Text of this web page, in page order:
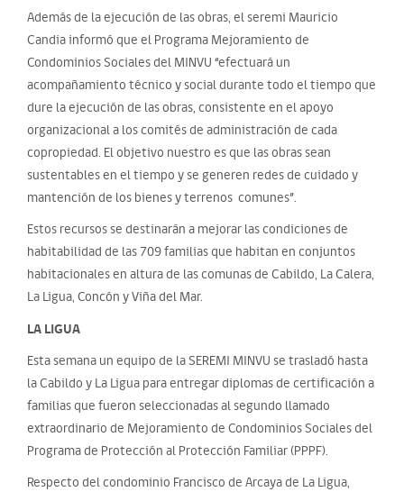
Además de la ejecución de las obras, el seremi Mauricio
Candia informó que el Programa Mejoramiento de
Condominios Sociales del MINVU “efectuará un
acompañamiento técnico y social durante todo el tiempo que
dure la ejecución de las obras, consistente en el apoyo
organizacional a los comités de administración de cada
copropiedad. El objetivo nuestro es que las obras sean
sustentables en el tiempo y se generen redes de cuidado y
mantención de los bienes y terrenos comunes”.
Estos recursos se destinarán a mejorar las condiciones de
habitabilidad de las 709 familias que habitan en conjuntos
habitacionales en altura de las comunas de Cabildo, La Calera,
La Ligua, Concón y Viña del Mar.
LA LIGUA
Esta semana un equipo de la SEREMI MINVU se trasladó hasta
la Cabildo y La Ligua para entregar diplomas de certificación a
familias que fueron seleccionadas al segundo llamado
extraordinario de Mejoramiento de Condominios Sociales del
Programa de Protección al Protección Familiar (PPPF).
Respecto del condominio Francisco de Arcaya de La Ligua,